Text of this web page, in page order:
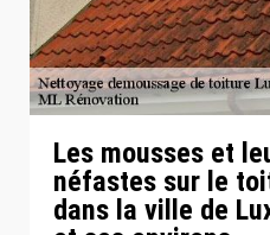
Les mousses et
néfastes sur le
dans la ville de